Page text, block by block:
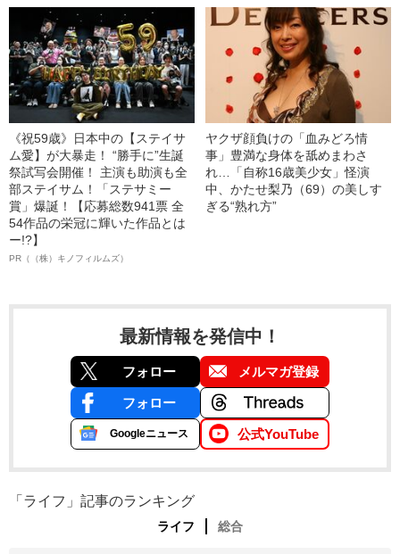
《祝59歳》日本中の【ステイサ
ム愛】が大暴走！ “勝手に”生誕
祭試写会開催！ 主演も助演も全
部ステイサム！「ステサミー
賞」爆誕！【応募総数941票 全
54作品の栄冠に輝いた作品とは
ー!?】
PR（（株）キノフィルムズ）
ヤクザ顔負けの「血みどろ情
事」豊満な身体を舐めまわさ
れ…「自称16歳美少女」怪演
中、かたせ梨乃（69）の美しす
ぎる“熟れ方”
最新情報を発信中！
フォロー メルマガ登録
フォロー
Googleニュース 公式YouTube
「ライフ」記事のランキング
ライフ 総合